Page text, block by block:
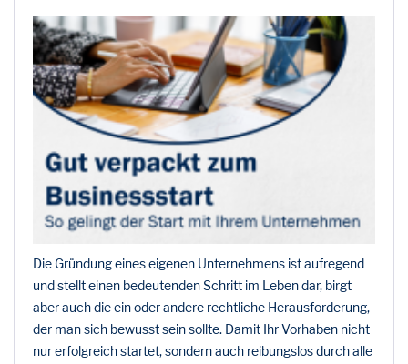
Die Gründung eines eigenen Unternehmens ist aufregend
und stellt einen bedeutenden Schritt im Leben dar, birgt
aber auch die ein oder andere rechtliche Herausforderung,
der man sich bewusst sein sollte. Damit Ihr Vorhaben nicht
nur erfolgreich startet, sondern auch reibungslos durch alle